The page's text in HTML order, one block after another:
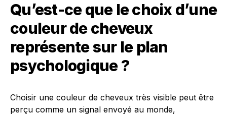
Qu’est-ce que le choix d’une
couleur de cheveux
représente sur le plan
psychologique ?
Choisir une couleur de cheveux très visible peut être
perçu comme un signal envoyé au monde,